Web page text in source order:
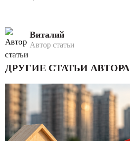
Виталий
Автор статьи
ДРУГИЕ СТАТЬИ АВТОРА